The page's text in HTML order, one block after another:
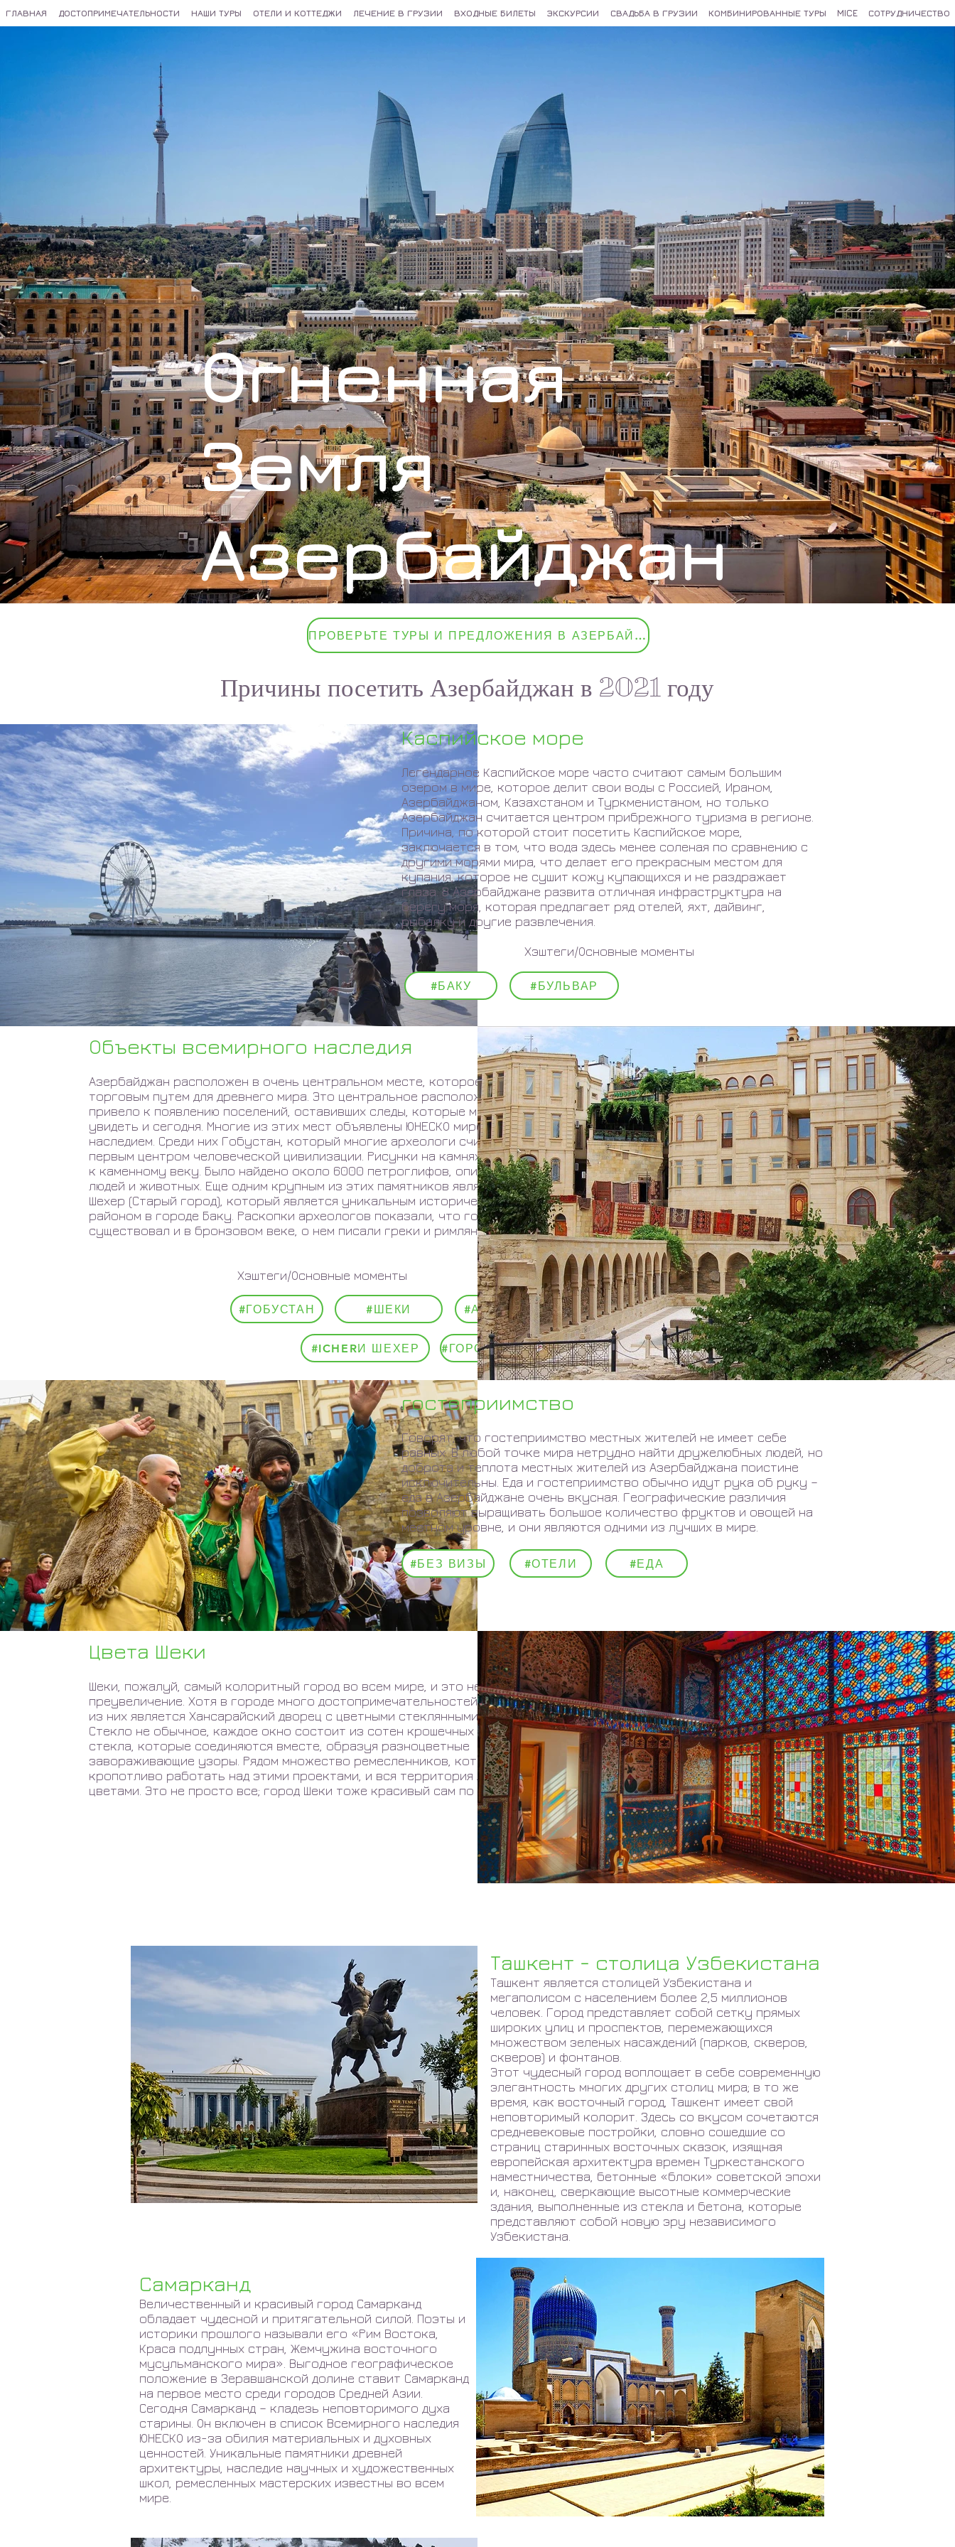
ГЛАВНАЯ ДОСТОПРИМЕЧАТЕЛЬНОСТИ НАШИ ТУРЫ ОТЕЛИ И КОТТЕДЖИ ЛЕЧЕНИЕ В ГРУЗИИ ВХОДНЫЕ БИЛЕТЫ ЭКСКУРСИИ СВАДЬБА В ГРУЗИИ КОМБИНИРОВАННЫЕ ТУРЫ MICE СОТРУДНИЧЕСТВО
Огненная
Земля
Азербайджан
ПРОВЕРЬТЕ ТУРЫ И ПРЕДЛОЖЕНИЯ В АЗЕРБАЙДЖАН
Причины посетить Азербайджан в 2021 году
Каспийское море
Легендарное Каспийское море часто считают самым большим
озером в мире, которое делит свои воды с Россией, Ираном,
Азербайджаном, Казахстаном и Туркменистаном, но только
Азербайджан считается центром прибрежного туризма в регионе.
Причина, по которой стоит посетить Каспийское море,
заключается в том, что вода здесь менее соленая по сравнению с
другими морями мира, что делает его прекрасным местом для
купания, которое не сушит кожу купающихся и не раздражает
глаза. В Азербайджане развита отличная инфраструктура на
берегу моря, которая предлагает ряд отелей, яхт, дайвинг,
рыбалку и другие развлечения.
Хэштеги/Основные моменты
#БАКУ #БУЛЬВАР
Объекты всемирного наследия
Азербайджан расположен в очень центральном месте, которое было
торговым путем для древнего мира. Это центральное расположение
привело к появлению поселений, оставивших следы, которые можно
увидеть и сегодня. Многие из этих мест объявлены ЮНЕСКО мировым
наследием. Среди них Гобустан, который многие археологи считают
первым центром человеческой цивилизации. Рисунки на камнях относятся
к каменному веку. Было найдено около 6000 петроглифов, описывающих
людей и животных. Еще одним крупным из этих памятников является Ичери
Шехер (Старый город), который является уникальным историческим
районом в городе Баку. Раскопки археологов показали, что город
существовал и в бронзовом веке, о нем писали греки и римляне.
Хэштеги/Основные моменты
#ГОБУСТАН #ШЕКИ #АПШЕРОН
#ICHERИ ШЕХЕР #ГОРОД-КРЕПОСТЬ
гостеприимство
Говорят, что гостеприимство местных жителей не имеет себе
равных. В любой точке мира нетрудно найти дружелюбных людей, но
доброта и теплота местных жителей из Азербайджана поистине
исключительны. Еда и гостеприимство обычно идут рука об руку –
еда в Азербайджане очень вкусная. Географические различия
позволяют выращивать большое количество фруктов и овощей на
местном уровне, и они являются одними из лучших в мире.
#БЕЗ ВИЗЫ #ОТЕЛИ #ЕДА
Цвета Шеки
Шеки, пожалуй, самый колоритный город во всем мире, и это не
преувеличение. Хотя в городе много достопримечательностей, но лучшей
из них является Хансарайский дворец с цветными стеклянными окнами.
Стекло не обычное, каждое окно состоит из сотен крошечных кусочков
стекла, которые соединяются вместе, образуя разноцветные
завораживающие узоры. Рядом множество ремесленников, которые будут
кропотливо работать над этими проектами, и вся территория ярко сияет
цветами. Это не просто все; город Шеки тоже красивый сам по себе!
Ташкент - столица Узбекистана
Ташкент является столицей Узбекистана и
мегаполисом с населением более 2,5 миллионов
человек. Город представляет собой сетку прямых
широких улиц и проспектов, перемежающихся
множеством зеленых насаждений (парков, скверов,
скверов) и фонтанов.
Этот чудесный город воплощает в себе современную
элегантность многих других столиц мира; в то же
время, как восточный город, Ташкент имеет свой
неповторимый колорит. Здесь со вкусом сочетаются
средневековые постройки, словно сошедшие со
страниц старинных восточных сказок, изящная
европейская архитектура времен Туркестанского
наместничества, бетонные «блоки» советской эпохи
и, наконец, сверкающие высотные коммерческие
здания, выполненные из стекла и бетона, которые
представляют собой новую эру независимого
Узбекистана.
Самарканд
Величественный и красивый город Самарканд
обладает чудесной и притягательной силой. Поэты и
историки прошлого называли его «Рим Востока,
Краса подлунных стран, Жемчужина восточного
мусульманского мира». Выгодное географическое
положение в Зеравшанской долине ставит Самарканд
на первое место среди городов Средней Азии.
Сегодня Самарканд – кладезь неповторимого духа
старины. Он включен в список Всемирного наследия
ЮНЕСКО из-за обилия материальных и духовных
ценностей. Уникальные памятники древней
архитектуры, наследие научных и художественных
школ, ремесленных мастерских известны во всем
мире.